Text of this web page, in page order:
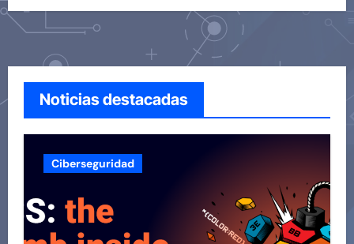
Noticias destacadas
Ciberseguridad